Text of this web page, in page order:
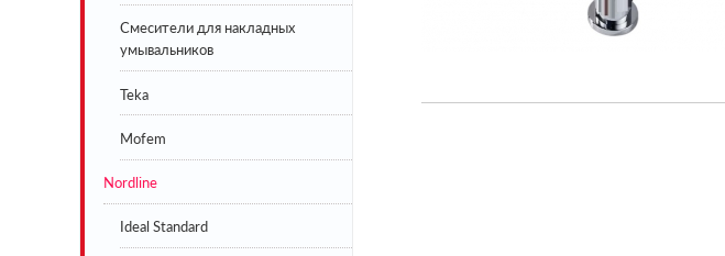
Смесители для накладных
умывальников
Teka
Mofem
Nordline
Ideal Standard